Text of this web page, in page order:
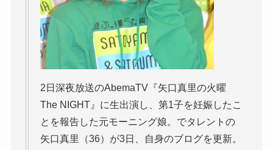
2日深夜放送のAbemaTV『矢口真里の火曜
The NIGHT』に生出演し、第1子を妊娠したこ
とを報告した元モーニング娘。でタレントの
矢口真里（36）が3日、自身のブログを更新。